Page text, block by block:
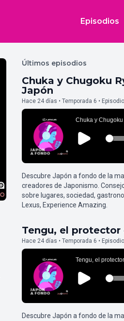
Episodios
Últimos episodios
Chuka y Chugoku
Japón
Hace 24 días • Temporada 6 •
Descubre Japón a fondo de la
creadores de Japonismo.
sobre lugares, sociedad,
Lexus, Experience Amazing.
Tengu, el protector
Hace 24 días • Temporada 6 •
Descubre Japón a fondo de la